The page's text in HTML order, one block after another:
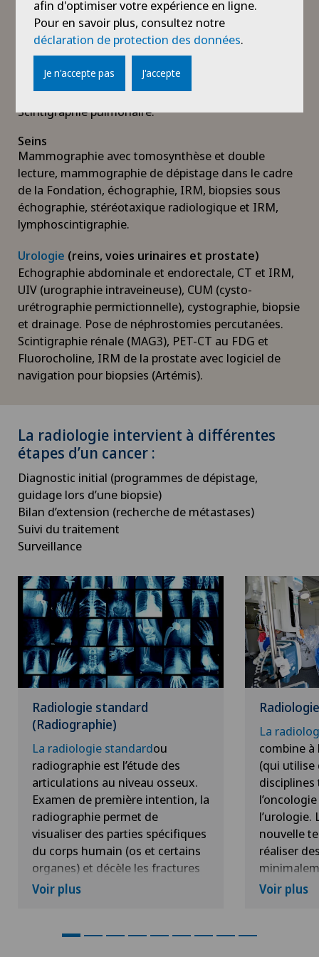
scintigraphies pédiatriques.
Pulmonaire
Radiographie digitalisée, CT pulmonaire, biopsies,
drainages. Embolisations bronchiques et de
malformations artério-veineuses pulmonaires.
Scintigraphie pulmonaire.
Seins
Mammographie avec tomosynthèse et double
lecture, mammographie de dépistage dans le cadre
de la Fondation, échographie, IRM, biopsies sous
échographie, stéréotaxique radiologique et IRM,
lymphoscintigraphie.
Urologie (reins, voies urinaires et prostate)
Echographie abdominale et endorectale, CT et IRM,
UIV (urographie intraveineuse), CUM (cysto-
urétrographie permictionnelle), cystographie, biopsie
et drainage. Pose de néphrostomies percutanées.
Scintigraphie rénale (MAG3), PET-CT au FDG et
Fluorocholine, IRM de la prostate avec logiciel de
navigation pour biopsies (Artémis).
La radiologie intervient à différentes
étapes d’un cancer :
Diagnostic initial (programmes de dépistage,
guidage lors d’une biopsie)
Bilan d’extension (recherche de métastases)
Suivi du traitement
Surveillance
Radiologie standard
(Radiographie)
La radiologie standardou
radiographie est l’étude des
articulations au niveau osseux.
Examen de première intention, la
radiographie permet de
visualiser des parties spécifiques
du corps humain (os et certains
organes) et décèle les fractures
et l’arthrose. Elle utilise des
rayons X (onde à fréquence
corps - sont atténués par les
Voir plus
La
combine
(qui utilise
l’urologie.
nouvelle
réaliser
guidées
Voir plus
afin d'optimiser votre expérience en ligne.
Pour en savoir plus, consultez notre
déclaration de protection des données.
Je n'accepte pas J'accepte